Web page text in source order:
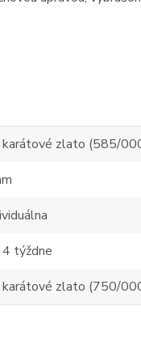
karátové zlato (585/
týždne
karátové zlato (750/